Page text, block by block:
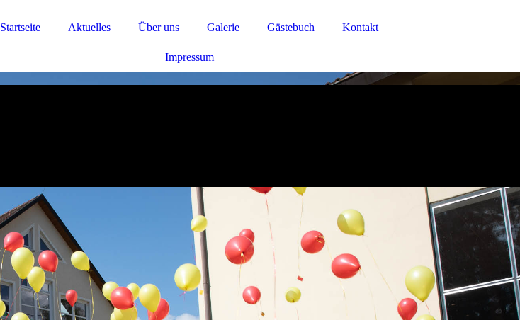
Startseite Aktuelles Über uns Galerie Gästebuch Kontakt
Impressum